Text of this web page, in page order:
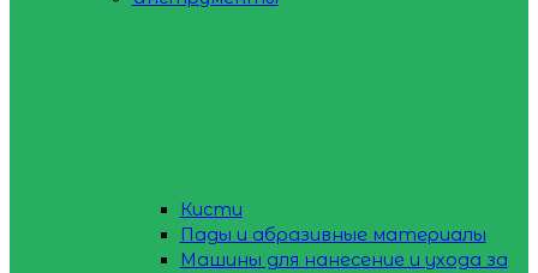
Кисти
Пады и абразивные материалы
Машины для нанесение и ухода за